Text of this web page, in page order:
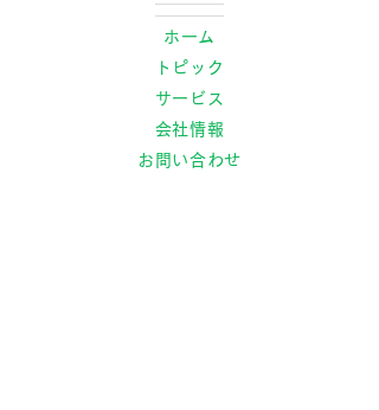
ホーム
トピック
サービス
会社情報
お問い合わせ